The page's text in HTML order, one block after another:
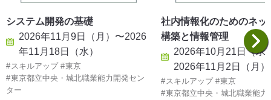
システム開発の基礎
2026年11月9日（月）〜2026
年11月18日（水）
スキルアップ
東京
東京都立中央・城北職業能力開発セン
ター
社内情報化のためのネッ
構築と情報管理
2026年10月21日（水
2026年11月2日（月）
スキルアップ
東京
東京都立中央・城北職業能力